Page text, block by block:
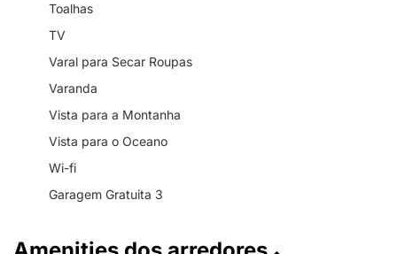
Toalhas
TV
Varal para Secar Roupas
Varanda
Vista para a Montanha
Vista para o Oceano
Wi-fi
Garagem Gratuita 3